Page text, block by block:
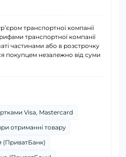
транспортної компанії
транспортної компанії
частинами або в розстрочку
покупцем незалежно від суми
Visa, Mastercard
отриманні товару
(ПриватБанк)